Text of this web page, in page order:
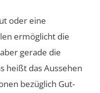
oder eine
ermöglicht die
gerade die
heißt das Aussehen
bezüglich Gut-